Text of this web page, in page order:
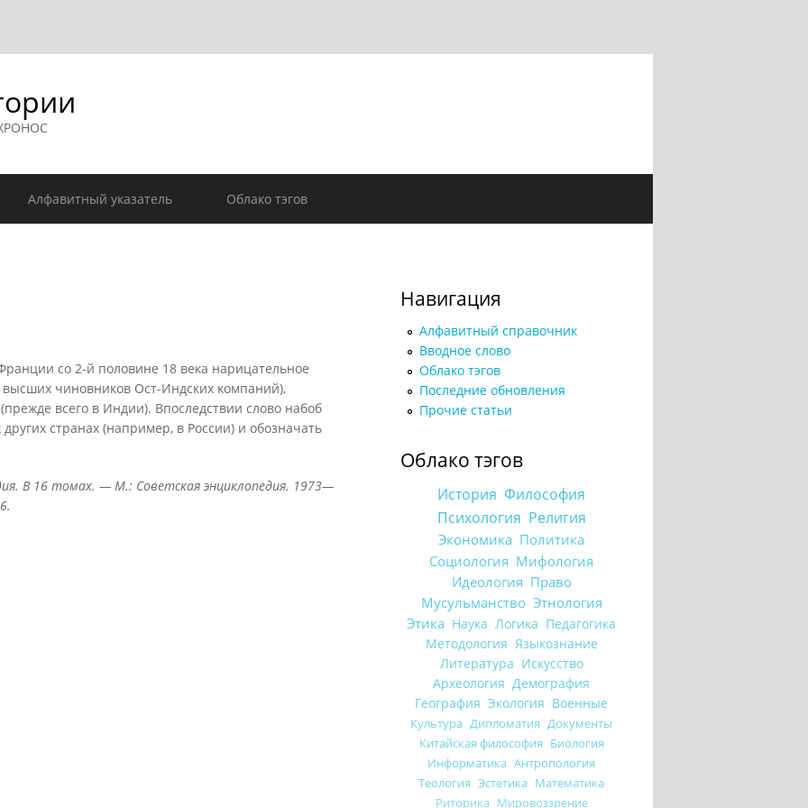
Алфавитный указатель Облако тэгов
со 2-й половине 18 века нарицательное
чиновников Ост-Индских компаний),
всего в Индии). Впоследствии слово набоб
странах (например, в России) и обозначать
В 16 томах. — М.: Советская энциклопедия. 1973—
Навигация
Алфавитный справочник
Вводное слово
Облако тэгов
Последние обновления
Прочие статьи
Облако тэгов
История Философия
Психология Религия
Экономика Политика
Социология Мифология
Идеология Право
Мусульманство Этнология
Этика Наука Логика Педагогика
Методология Языкознание
Литература Искусство
Археология Демография
География Экология Военные
Культура Дипломатия Документы
Китайская философия Биология
Информатика Антропология
Теология Эстетика Математика
Риторика Мировоззрение